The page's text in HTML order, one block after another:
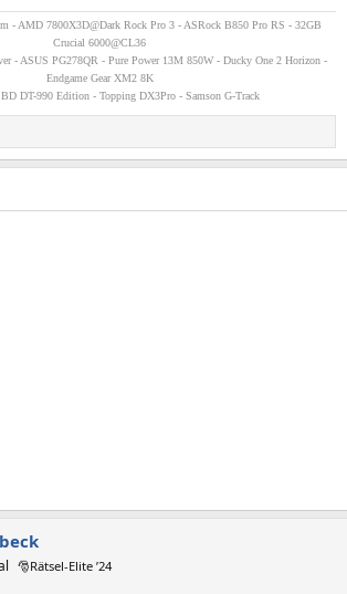
- AMD 7800X3D@Dark Rock Pro 3 - ASRock B850 Pro RS - 32GB
Crucial 6000@CL36
- ASUS PG278QR - Pure Power 13M 850W - Ducky One 2 Horizon -
Endgame Gear XM2 8K
DT-990 Edition - Topping DX3Pro - Samson G-Track
🎅Rätsel-Elite ’24